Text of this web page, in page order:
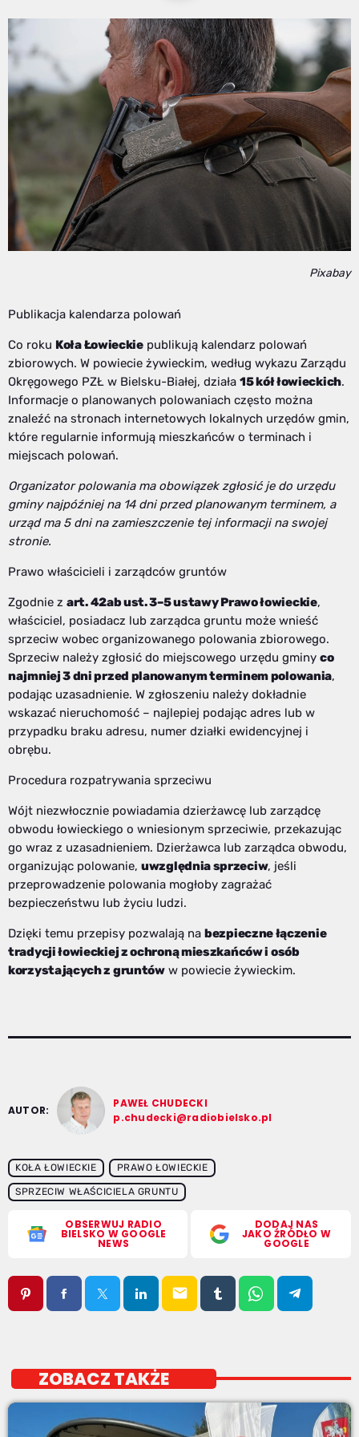
Pixabay
Publikacja kalendarza polowań
Co roku Koła Łowieckiepublikują kalendarz polowań
zbiorowych. W powiecie żywieckim, według wykazu Zarządu
Okręgowego PZŁ w Bielsku-Białej, działa 15 kół łowieckich.
Informacje o planowanych polowaniach często można
znaleźć na stronach internetowych lokalnych urzędów gmin,
które regularnie informują mieszkańców o terminach i
miejscach polowań.
Organizator polowania ma obowiązek zgłosić je do urzędu
gminy najpóźniej na 14 dni przed planowanym terminem, a
urząd ma 5 dni na zamieszczenie tej informacji na swojej
stronie.
Prawo właścicieli i zarządców gruntów
Zgodnie z art. 42ab ust. 3–5 ustawy Prawo łowieckie,
właściciel, posiadacz lub zarządca gruntu może wnieść
sprzeciw wobec organizowanego polowania zbiorowego.
Sprzeciw należy zgłosić do miejscowego urzędu gminy co
najmniej 3 dni przed planowanym terminem polowania,
podając uzasadnienie. W zgłoszeniu należy dokładnie
wskazać nieruchomość – najlepiej podając adres lub w
przypadku braku adresu, numer działki ewidencyjnej i
obrębu.
Procedura rozpatrywania sprzeciwu
Wójt niezwłocznie powiadamia dzierżawcę lub zarządcę
obwodu łowieckiego o wniesionym sprzeciwie, przekazując
go wraz z uzasadnieniem. Dzierżawca lub zarządca obwodu,
organizując polowanie, uwzględnia sprzeciw, jeśli
przeprowadzenie polowania mogłoby zagrażać
bezpieczeństwu lub życiu ludzi.
Dzięki temu przepisy pozwalają na bezpieczne łączenie
tradycji łowieckiej z ochroną mieszkańców i osób
korzystających z gruntóww powiecie żywieckim.
AUTOR:
PAWEŁ CHUDECKI
p.chudecki@radiobielsko.pl
KOŁA ŁOWIECKIE PRAWO ŁOWIECKIE
SPRZECIW WŁAŚCICIELA GRUNTU
OBSERWUJ RADIO
BIELSKO W GOOGLE
NEWS
DODAJ NAS
JAKO ŹRÓDŁO W
GOOGLE
email
ZOBACZ TAKŻE